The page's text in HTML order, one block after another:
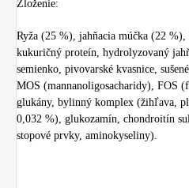
Zloženie:
Ryža (25 %), jahňacia múčka (22
kukuričný proteín, hydrolyzovaný
semienko, pivovarské kvasnice,
MOS (mannanoligosacharidy), FOS
glukány, bylinný komplex (žihľava,
0,032 %), glukozamín, chondroitín
stopové prvky, aminokyseliny).